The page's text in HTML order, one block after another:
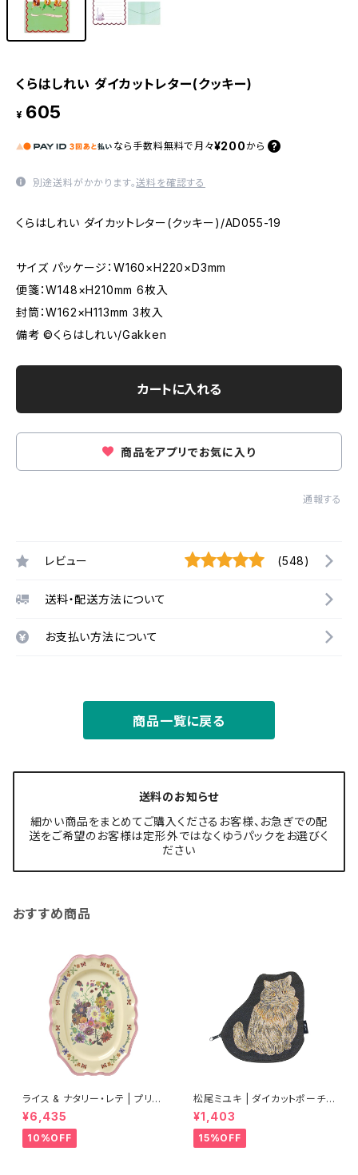
くらはしれい ダイカットレター(クッキー)
¥ 605
なら 手数料無料で 月々¥200 から
別途送料がかかります。送料を確認する
くらはしれい ダイカットレター(クッキー)/AD055-19
サイズ パッケージ：W160×H220×D3mm
便箋：W148×H210mm 6枚入
封筒：W162×H113mm 3枚入
備考 ©くらはしれい/Gakken
カートに入れる
商品をアプリでお気に入り
通報する
レビュー (548)
送料・配送方法について
お支払い方法について
商品一覧に戻る
送料のお知らせ
細かい商品をまとめてご購入くださるお客様、お急ぎでの配
送をご希望のお客様は定形外ではなくゆうパックをお選びく
ださい
おすすめ商品
ライス & ナタリー・レテ | プリン
トメラミン サービングディッシュ
ラージサイズ ピンク【タイ製】
¥6,435
10%OFF
松尾ミユキ | ダイカットポーチ |
Diecut pouch Nala
¥1,403
15%OFF